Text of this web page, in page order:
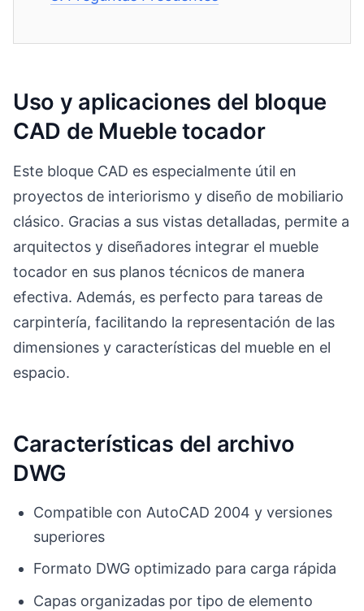
Uso y aplicaciones del bloque
CAD de Mueble tocador
Este bloque CAD es especialmente útil en
proyectos de interiorismo y diseño de mobiliario
clásico. Gracias a sus vistas detalladas, permite a
arquitectos y diseñadores integrar el mueble
tocador en sus planos técnicos de manera
efectiva. Además, es perfecto para tareas de
carpintería, facilitando la representación de las
dimensiones y características del mueble en el
espacio.
Características del archivo
DWG
Compatible con AutoCAD 2004 y versiones
superiores
Formato DWG optimizado para carga rápida
Capas organizadas por tipo de elemento